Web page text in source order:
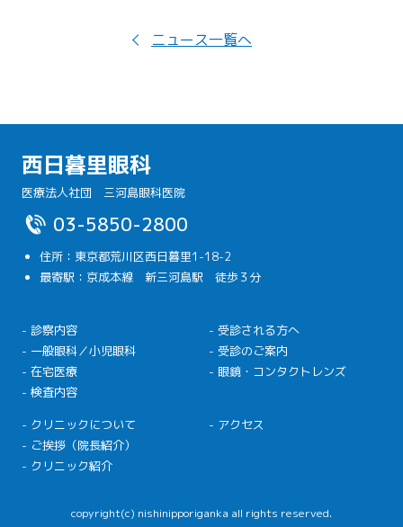
ニュース一覧へ
西日暮里眼科
医療法人社団 三河島眼科医院
03-5850-2800
住所：東京都荒川区西日暮里1-18-2
最寄駅：京成本線 新三河島駅 徒歩３分
- 診察内容
- 一般眼科／小児眼科
- 在宅医療
- 検査内容
- 受診される方へ
- 受診のご案内
- 眼鏡・コンタクトレンズ
- クリニックについて
- ご挨拶（院長紹介）
- クリニック紹介
- アクセス
copyright(c) nishinipporiganka all rights reserved.